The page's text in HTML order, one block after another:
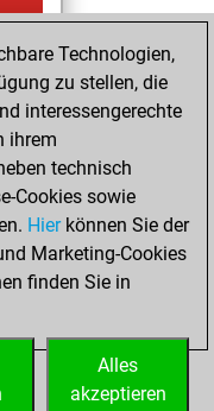
Technologien,
zu stellen, die
interessengerechte
ihrem
technisch
Cookies sowie
Hierkönnen Sie der
Marketing-Cookies
finden Sie in
Alles
akzeptieren